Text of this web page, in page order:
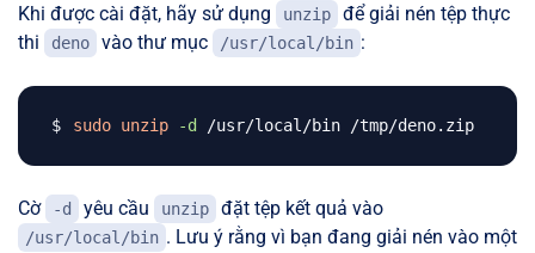
Khi được cài đặt, hãy sử dụng unzip
để giải nén tệp thực
thi
deno vào thư mục /usr/local/bin :
sudo unzip -d
Cờ -d yêu cầu unzip đặt tệp kết quả vào
/usr/local/bin . Lưu ý rằng vì bạn đang giải nén vào một